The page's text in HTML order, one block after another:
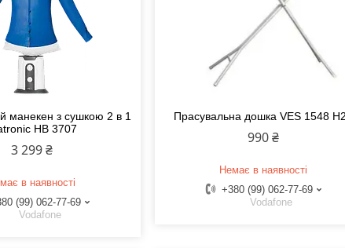
манекен з сушкою 2 в 1
HB 3707
3 299 ₴
в наявності
(99) 062-77-69
Vodafone
Прасувальна дошка VES 1548
990 ₴
Немає в наявності
+380 (99) 062-77-69
Vodafone